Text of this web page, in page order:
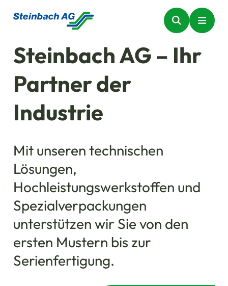
Steinbach AG – Ihr
Partner der
Industrie
Mit unseren technischen
Lösungen,
Hochleistungswerkstoffen und
Spezialverpackungen
unterstützen wir Sie von den
ersten Mustern bis zur
Serienfertigung.